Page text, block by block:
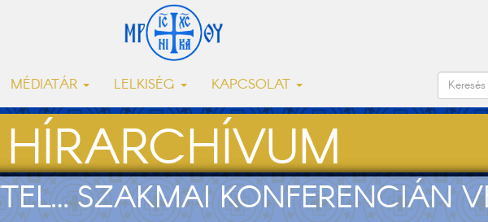
MÉDIATÁR LELKISÉG KAPCSOLAT
HÍRARCHÍVUM
SZAKMAI KONFERENCIÁN